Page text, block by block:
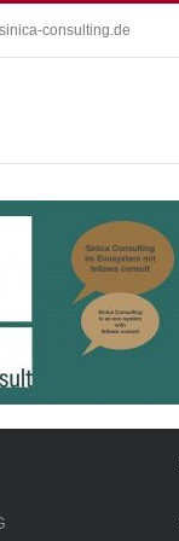
consulting.de